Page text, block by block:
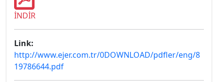
İNDİR
Link:
http://www.ejer.com.tr/0DOWNLOAD/pdfler/eng/8
19786644.pdf